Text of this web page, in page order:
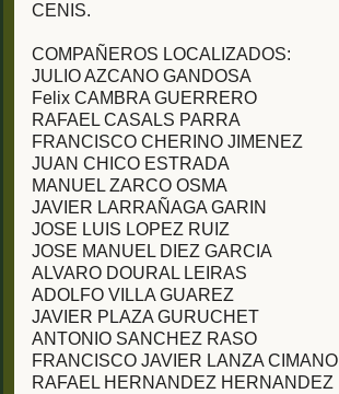
CENIS.
COMPAÑEROS LOCALIZADOS:
JULIO AZCANO GANDOSA
Felix CAMBRA GUERRERO
RAFAEL CASALS PARRA
FRANCISCO CHERINO JIMENEZ
JUAN CHICO ESTRADA
MANUEL ZARCO OSMA
JAVIER LARRAÑAGA GARIN
JOSE LUIS LOPEZ RUIZ
JOSE MANUEL DIEZ GARCIA
ALVARO DOURAL LEIRAS
ADOLFO VILLA GUAREZ
JAVIER PLAZA GURUCHET
ANTONIO SANCHEZ RASO
FRANCISCO JAVIER LANZA CIMANO
RAFAEL HERNANDEZ HERNANDEZ